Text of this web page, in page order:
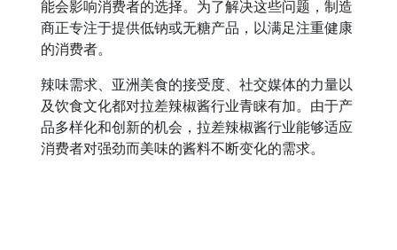
能会影响消费者的选择。为了解决这些问题，制造
商正专注于提供低钠或无糖产品，以满足注重健康
的消费者。
辣味需求、亚洲美食的接受度、社交媒体的力量以
及饮食文化都对拉差辣椒酱行业青睐有加。由于产
品多样化和创新的机会，拉差辣椒酱行业能够适应
消费者对强劲而美味的酱料不断变化的需求。